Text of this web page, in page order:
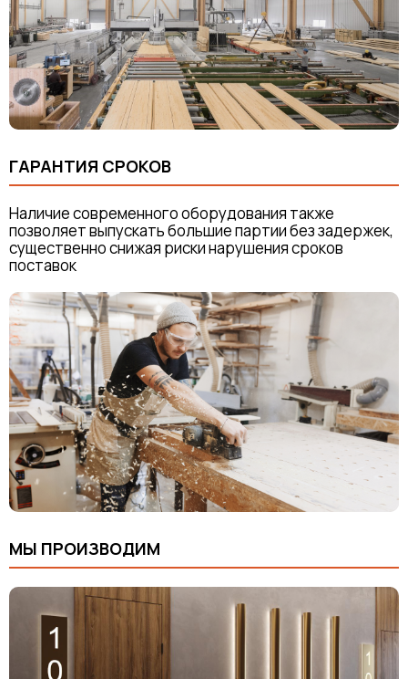
ГАРАНТИЯ СРОКОВ
Наличие современного оборудования также
позволяет выпускать большие партии без задержек,
существенно снижая риски нарушения сроков
поставок
МЫ ПРОИЗВОДИМ